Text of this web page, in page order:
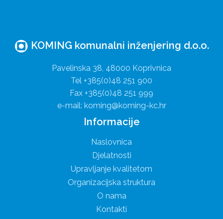
KOMING komunalni inženjering d.o.o.
Pavelinska 38, 48000 Koprivnica
Tel +385(0)48 251 900
Fax +385(0)48 251 999
e-mail: koming@koming-kc.hr
Informacije
Naslovnica
Djelatnosti
Upravljanje kvalitetom
Organizacijska struktura
O nama
Kontakti